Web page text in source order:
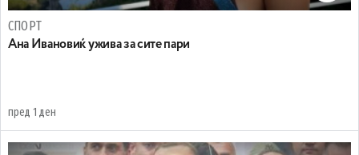
СПОРТ
Ана Ивановиќ ужива за сите пари
пред 1 ден